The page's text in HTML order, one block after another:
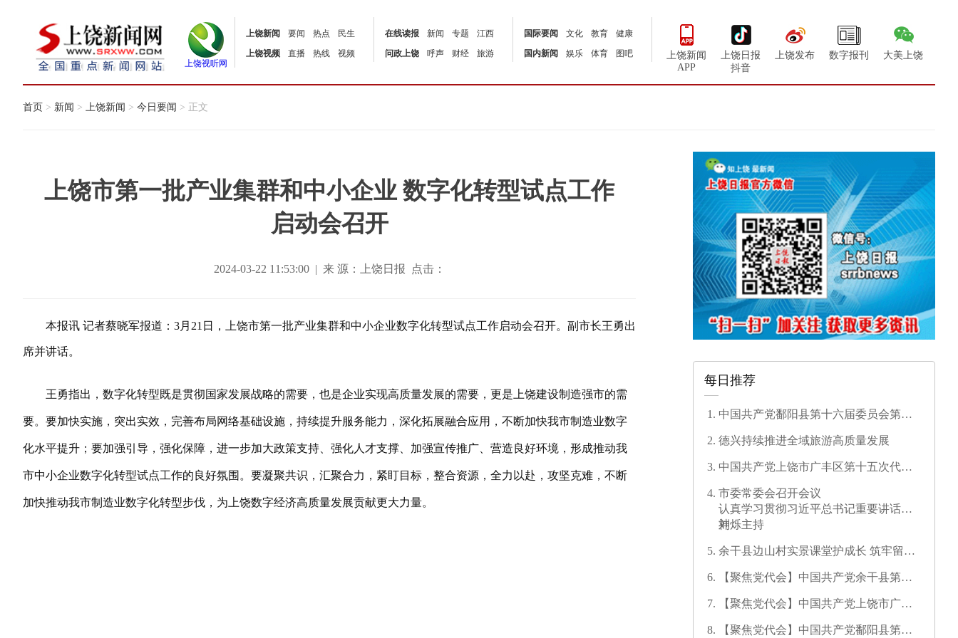
上饶视听网
上饶新闻 要闻 热点
民生
上饶视频
直播 热线 视频
在线读报 新闻 专题
江西
问政上饶
呼声 财经 旅游
国际要闻 文化 教育
健康
国内新闻
娱乐 体育 图吧
上饶新闻
APP
上饶日报
抖音
上饶发布 数字报刊 大美上饶
首页 > 新闻 > 上饶新闻 > 今日要闻 > 正文
上饶市第一批产业集群和中小企业 数字化转型试点工作
启动会召开
2024-03-22 11:53:00 | 来 源：上饶日报 点击：
本报讯 记者蔡晓军报道：3月21日，上饶市第一批产业集群和中小企业数字化转型试点工作启动会召开。副市长王勇出
席并讲话。
王勇指出，数字化转型既是贯彻国家发展战略的需要，也是企业实现高质量发展的需要，更是上饶建设制造强市的需
要。要加快实施，突出实效，完善布局网络基础设施，持续提升服务能力，深化拓展融合应用，不断加快我市制造业数字
化水平提升；要加强引导，强化保障，进一步加大政策支持、强化人才支撑、加强宣传推广、营造良好环境，形成推动我
市中小企业数字化转型试点工作的良好氛围。要凝聚共识，汇聚合力，紧盯目标，整合资源，全力以赴，攻坚克难，不断
加快推动我市制造业数字化转型步伐，为上饶数字经济高质量发展贡献更大力量。
每日推荐
中国共产党鄱阳县第十六届委员会第一
德兴持续推进全域旅游高质量发展
中国共产党上饶市广丰区第十五次代表
市委常委会召开会议
认真学习贯彻习近平总书记重要讲话精
神
刘烁主持
余干县边山村实景课堂护成长 筑牢留守
【聚焦党代会】中国共产党余干县第十
【聚焦党代会】中国共产党上饶市广信
【聚焦党代会】中国共产党鄱阳县第十